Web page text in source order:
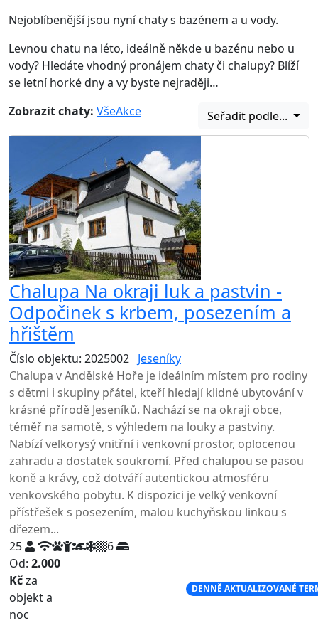
Nejoblíbenější jsou nyní chaty s bazénem a u vody.
Levnou chatu na léto, ideálně někde u bazénu nebo u
vody? Hledáte vhodný pronájem chaty či chalupy? Blíží
se letní horké dny a vy byste nejraději…
Zobrazit chaty: VšeAkce Seřadit podle...
Chalupa Na okraji luk a pastvin -
Odpočinek s krbem, posezením a
hřištěm
Číslo objektu: 2025002 Jeseníky
Chalupa v Andělské Hoře je ideálním místem pro rodiny
s dětmi i skupiny přátel, kteří hledají klidné ubytování v
krásné přírodě Jeseníků. Nachází se na okraji obce,
téměř na samotě, s výhledem na louky a pastviny.
Nabízí velkorysý vnitřní i venkovní prostor, oplocenou
zahradu a dostatek soukromí. Před chalupou se pasou
koně a krávy, což dotváří autentickou atmosféru
venkovského pobytu. K dispozici je velký venkovní
přístřešek s posezením, malou kuchyňskou linkou s
dřezem...
25
6
Od: 2.000
Kčza
objekt a
noc
DENNĚ AKTUALIZOVANÉ